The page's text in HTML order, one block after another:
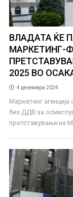
ВЛАДАТА ЌЕ
МАРКЕТИНГ-
2025 ВО
4 декември 2024
Маркетинг
без ДДВ за
претставување на